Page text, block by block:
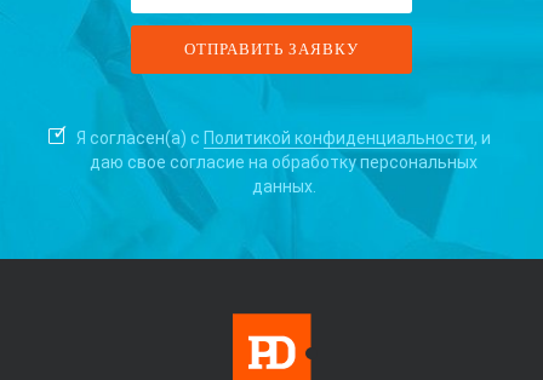
Я согласен(а) с Политикой конфиденциальности, и
даю свое согласие на обработку персональных
данных.